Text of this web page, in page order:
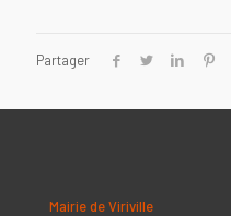
Partager
Mairie de Viriville